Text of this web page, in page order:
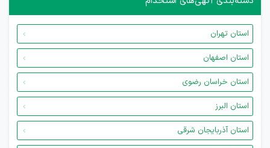
استان تهران
استان اصفهان
استان خراسان رضوی
استان البرز
استان آذربایجان شرقی